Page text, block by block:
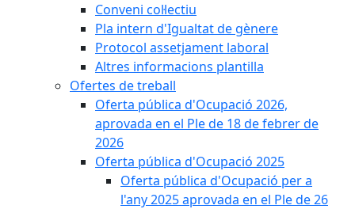
Conveni col·lectiu
Pla intern d'Igualtat de gènere
Protocol assetjament laboral
Altres informacions plantilla
Ofertes de treball
Oferta pública d'Ocupació 2026,
aprovada en el Ple de 18 de febrer de
2026
Oferta pública d'Ocupació 2025
Oferta pública d'Ocupació per a
l'any 2025 aprovada en el Ple de 26